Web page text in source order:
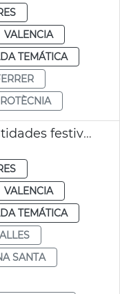
VALENCIA
TEMÁTICA
Subvenciones para las entidades festivas aniversario
VALENCIA
TEMÁTICA
SANTA